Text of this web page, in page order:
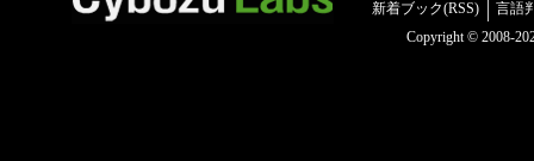
新着ブック(RSS)
言語
Copyright © 2008-